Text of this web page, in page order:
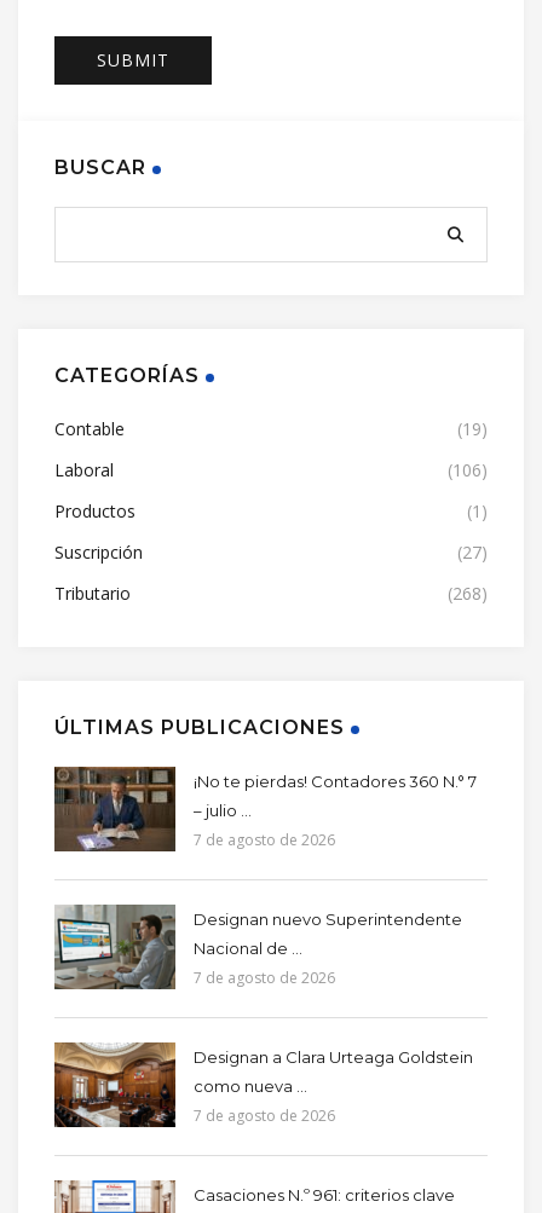
BUSCAR
CATEGORÍAS
Contable
(19)
Laboral
(106)
Productos
(1)
Suscripción
(27)
Tributario
(268)
ÚLTIMAS PUBLICACIONES
¡No te pierdas! Contadores 360 N.° 7
– julio ...
7 de agosto de 2026
Designan nuevo Superintendente
Nacional de ...
7 de agosto de 2026
Designan a Clara Urteaga Goldstein
como nueva ...
7 de agosto de 2026
Casaciones N.º 961: criterios clave